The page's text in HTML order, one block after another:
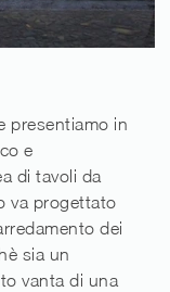
presentiamo in
e
di tavoli da
va progettato
dei
sia un
vanta di una